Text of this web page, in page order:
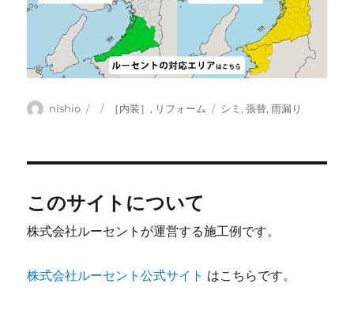
投
nishio
投
カ［内装］ , リフォーム
タ
シミ ,張替,雨漏り
このサイトについて
株式会社ルーセントが運営する施工例です。
株式会社ルーセント公式サイト はこちらです。